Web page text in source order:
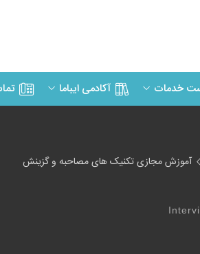
خدمات آکادمی ایباما
آموزش مجازی تکنیک های مصاحبه و گزینش